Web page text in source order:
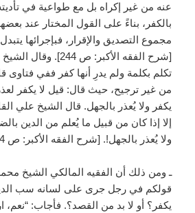
عنه من غير إكراه بل مع طواعية في
بالكفر، بناءً على القول المختار عند
مجموع التصديق والإقرار، فبإجرائها يتبدل
[شرح الفقه الأكبر: ص
تكلم بكلمة ولم يدرِ أنها كفر ففي
من غير ترجيح، حيث قال: قيل لا يكفر
يكفر ولا يُعذر بالجهل. قال الشيخ علي
إلا إذا كان من قبيل ما يُعلم من الدين
ولا يُعذر بالجهل!. [شرح الفقه الأكبر: ص 244 – 245].
ـ ومن ذلك أن الفقيه المالكي الشيخ
قولكم في رجل جرى على لسانه سب
يكفر؟ أو لا بد من القصد؟. فأجاب: “نعم،